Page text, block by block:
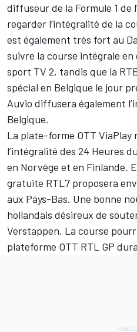
diffuseur de la Formule 1 de
regarder l’intégralité de la
est également très fort au
suivre la course intégrale
sport TV 2, tandis que la
spécial en Belgique le jour
Auvio diffusera également
Belgique.
La plate-forme OTT
l’intégralité des 24 Heures
en Norvège et en Finlande.
gratuite RTL7 proposera
aux Pays-Bas. Une bonne
hollandais désireux de
Verstappen. La course
plateforme OTT RTL GP